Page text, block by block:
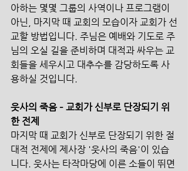
아하는 몇몇 그룹의 사역이나 프로그램이
아닌, 마지막 때 교회의 모습이자 교회가 선
교할 방법입니다. 주님은 예배와 기도로 주
님의 오실 길을 준비하며 대적과 싸우는 교
회들을 세우시고 대추수를 감당하도록 사
용하실 것입니다.
웃사의 죽음 – 교회가 신부로 단장되기 위
한 전제
마지막 때 교회가 신부로 단장되기 위한 절
대적 전제에 제사장 '웃사의 죽음'이 있습
니다. 웃사는 타작마당에 이른 소들이 뛰면